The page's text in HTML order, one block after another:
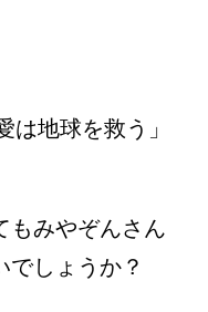
地球を救う」
もみやぞんさん
しょうか？